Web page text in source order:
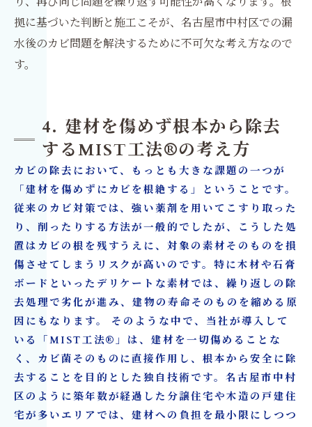
拠に基づいた判断と施工こそが、名古屋市中村区での漏
水後のカビ問題を解決するために不可欠な考え方なので
す。
4. 建材を傷めず根本から除去
するMIST工法®の考え方
カビの除去において、もっとも大きな課題の一つが
「建材を傷めずにカビを根絶する」ということです。
従来のカビ対策では、強い薬剤を用いてこすり取った
り、削ったりする方法が一般的でしたが、こうした処
置はカビの根を残すうえに、対象の素材そのものを損
傷させてしまうリスクが高いのです。特に木材や石膏
ボードといったデリケートな素材では、繰り返しの除
去処理で劣化が進み、建物の寿命そのものを縮める原
因にもなります。 そのような中で、当社が導入して
いる「MIST工法®」は、建材を一切傷めることな
く、カビ菌そのものに直接作用し、根本から安全に除
去することを目的とした独自技術です。名古屋市中村
区のように築年数が経過した分譲住宅や木造の戸建住
宅が多いエリアでは、建材への負担を最小限にしつつ